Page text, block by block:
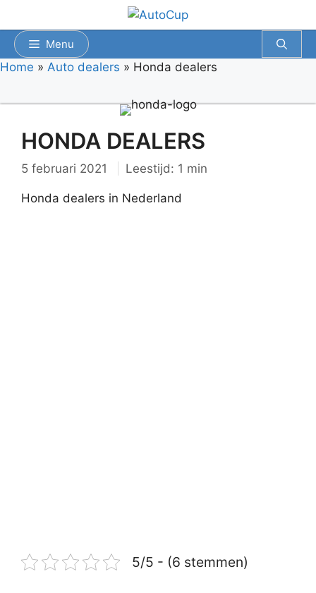
inhoud
Menu
Home » Auto dealers » Honda dealers
HONDA DEALERS
5 februari 2021 Leestijd: 1 min
Honda dealers in Nederland
5/5 - (6 stemmen)